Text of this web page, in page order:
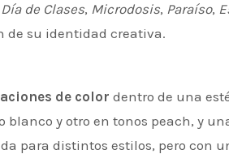
de Clases, Microdosis, Paraíso,
de su identidad creativa.
de color dentro de una
blanco y otro en tonos peach, y
para distintos estilos, pero con